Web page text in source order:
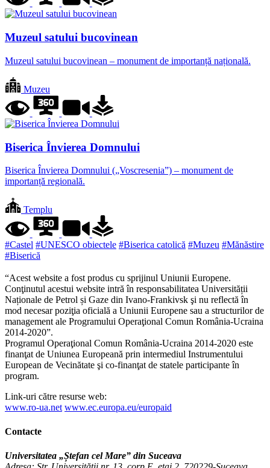
Muzeul satului bucovinean
Muzeul satului bucovinean – monument de importanță națională.
Muzeu
Biserica Învierea Domnului
Biserica Învierea Domnului („Voscresenia”) – monument de
importanță regională.
Templu
#Castel #UNESCO obiectele #Biserica catolică #Muzeu #Mănăstire
#Biserică
“Acest website a fost produs cu sprijinul Uniunii Europene.
Conţinutul acestui website intră în responsabilitatea Universității
Naționale de Petrol și Gaze din Ivano-Frankivsk şi nu reflectă în
mod necesar poziţia oficială a Uniunii Europene sau a structurilor de
management ale Programului Operaţional Comun România-Ucraina
2014-2020”.
Programul Operaţional Comun România-Ucraina 2014-2020 este
finanţat de Uniunea Europeană prin intermediul Instrumentului
European de Vecinătate şi co-finanţat de statele participante în
program.
Link-uri către resurse web:
www.ro-ua.net www.ec.europa.eu/europaid
Contacte
Universitatea „Ștefan cel Mare” din Suceava